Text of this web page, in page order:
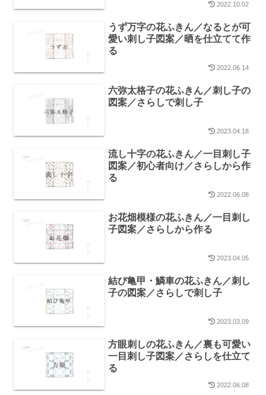
2022.10.02
うず万字の花ふきん／なるとが可
愛い刺し子図案／晒を仕立てて作
る
2022.06.14
六弥太格子の花ふきん／刺し子の
図案／さらしで刺し子
2023.04.18
流し十字の花ふきん／一目刺し子
図案／初心者向け／さらしから作
る
2022.06.08
お花畑模様の花ふきん／一目刺し
子図案／さらしから作る
2023.04.05
結び亀甲・鱗車の花ふきん／刺し
子の図案／さらしで刺し子
2023.03.09
方眼刺しの花ふきん／裏も可愛い
一目刺し子図案／さらしを仕立て
る
2022.06.08